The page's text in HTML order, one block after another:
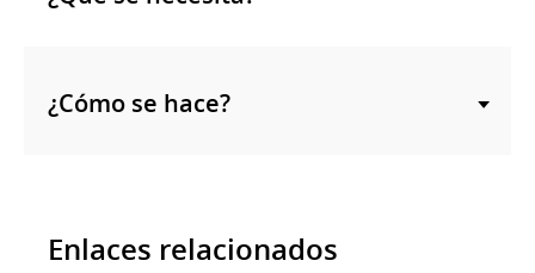
¿Cómo se hace?
Enlaces relacionados